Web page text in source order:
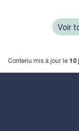
Voir
Contenu mis à jour le 10